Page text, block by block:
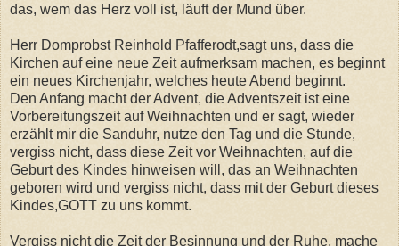
das, wem das Herz voll ist, läuft der Mund über.
Herr Domprobst Reinhold Pfafferodt,sagt uns, dass die
Kirchen auf eine neue Zeit aufmerksam machen, es beginnt
ein neues Kirchenjahr, welches heute Abend beginnt.
Den Anfang macht der Advent, die Adventszeit ist eine
Vorbereitungszeit auf Weihnachten und er sagt, wieder
erzählt mir die Sanduhr, nutze den Tag und die Stunde,
vergiss nicht, dass diese Zeit vor Weihnachten, auf die
Geburt des Kindes hinweisen will, das an Weihnachten
geboren wird und vergiss nicht, dass mit der Geburt dieses
Kindes,GOTT zu uns kommt.
Vergiss nicht die Zeit der Besinnung und der Ruhe, mache